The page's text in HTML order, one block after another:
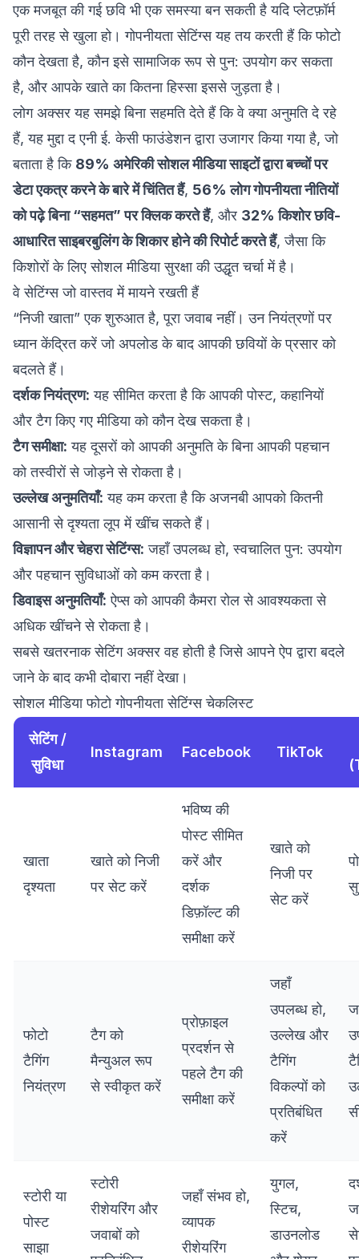
एक मजबूत की गई छवि भी एक समस्या बन सकती है यदि प्लेटफ़ॉर्म
पूरी तरह से खुला हो। गोपनीयता सेटिंग्स यह तय करती हैं कि फोटो
कौन देखता है, कौन इसे सामाजिक रूप से पुन: उपयोग कर सकता
है, और आपके खाते का कितना हिस्सा इससे जुड़ता है।
लोग अक्सर यह समझे बिना सहमति देते हैं कि वे क्या अनुमति दे रहे
हैं, यह मुद्दा द एनी ई. केसी फाउंडेशन द्वारा उजागर किया गया है, जो
बताता है कि 89% अमेरिकी सोशल मीडिया साइटों द्वारा बच्चों पर
डेटा एकत्र करने के बारे में चिंतित हैं, 56% लोग गोपनीयता नीतियों
को पढ़े बिना “सहमत” पर क्लिक करते हैं, और 32% किशोर छवि-
आधारित साइबरबुलिंग के शिकार होने की रिपोर्ट करते हैं, जैसा कि
किशोरों के लिए सोशल मीडिया सुरक्षाकी उद्धृत चर्चा में है।
वे सेटिंग्स जो वास्तव में मायने रखती हैं
“निजी खाता” एक शुरुआत है, पूरा जवाब नहीं। उन नियंत्रणों पर
ध्यान केंद्रित करें जो अपलोड के बाद आपकी छवियों के प्रसार को
बदलते हैं।
दर्शक नियंत्रण: यह सीमित करता है कि आपकी पोस्ट, कहानियों
और टैग किए गए मीडिया को कौन देख सकता है।
टैग समीक्षा: यह दूसरों को आपकी अनुमति के बिना आपकी पहचान
को तस्वीरों से जोड़ने से रोकता है।
उल्लेख अनुमतियाँ: यह कम करता है कि अजनबी आपको कितनी
आसानी से दृश्यता लूप में खींच सकते हैं।
विज्ञापन और चेहरा सेटिंग्स: जहाँ उपलब्ध हो, स्वचालित पुन: उपयोग
और पहचान सुविधाओं को कम करता है।
डिवाइस अनुमतियाँ: ऐप्स को आपकी कैमरा रोल से आवश्यकता से
अधिक खींचने से रोकता है।
सबसे खतरनाक सेटिंग अक्सर वह होती है जिसे आपने ऐप द्वारा बदले
जाने के बाद कभी दोबारा नहीं देखा।
सोशल मीडिया फोटो गोपनीयता सेटिंग्स चेकलिस्ट
सेटिंग /
सुविधा
Instagram Facebook TikTok
खाता
दृश्यता
खाते को निजी
पर सेट करें
भविष्य की
पोस्ट सीमित
करें और
दर्शक
डिफ़ॉल्ट की
समीक्षा करें
खाते को
निजी पर
सेट करें
फोटो
टैगिंग
नियंत्रण
टैग को
मैन्युअल रूप
से स्वीकृत करें
प्रोफ़ाइल
प्रदर्शन से
पहले टैग की
समीक्षा करें
जहाँ
उपलब्ध हो,
उल्लेख और
टैगिंग
विकल्पों को
प्रतिबंधित
करें
स्टोरी या
पोस्ट
साझा
स्टोरी
रीशेयरिंग और
जवाबों को
जहाँ संभव हो,
व्यापक
रीशेयरिंग
युगल,
स्टिच,
डाउनलोड